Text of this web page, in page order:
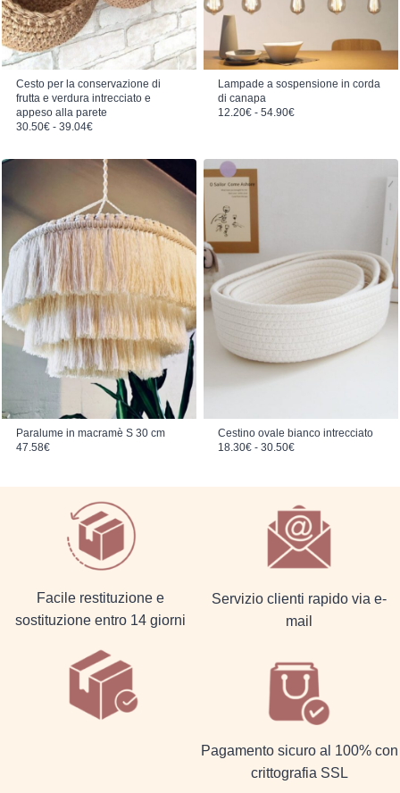
Cesto per la conservazione di
frutta e verdura intrecciato e
appeso alla parete
30.50€ - 39.04€Fascia di prezzo: da 30.50€ a 39.04€
Lampade a sospensione in corda
di canapa
12.20€ - 54.90€Fascia di prezzo: da 12.20€ a 54.90€
Paralume in macramè S 30 cm
47.58€
Cestino ovale bianco intrecciato
18.30€ - 30.50€Fascia di prezzo: da 18.30€ a 30.50€
Facile restituzione e
sostituzione entro 14 giorni
Servizio clienti rapido via e-
mail
Pagamento sicuro al 100% con
crittografia SSL